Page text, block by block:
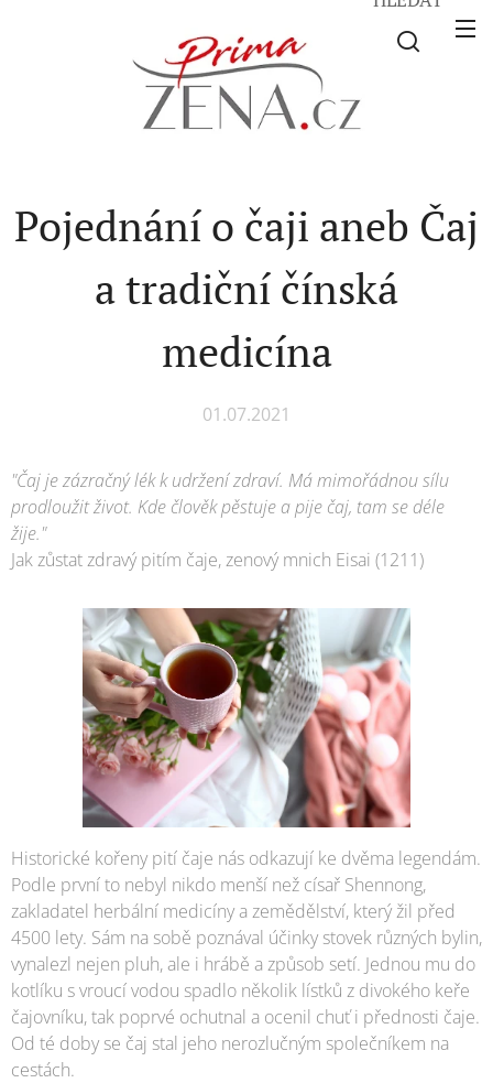
Pojednání o čaji aneb Čaj
a tradiční čínská
medicína
01.07.2021
"Čaj je zázračný lék k udržení zdraví. Má mimořádnou sílu
prodloužit život. Kde člověk pěstuje a pije čaj, tam se déle
žije."
Jak zůstat zdravý pitím čaje, zenový mnich Eisai (1211)
Historické kořeny pití čaje nás odkazují ke dvěma legendám.
Podle první to nebyl nikdo menší než císař Shennong,
zakladatel herbální medicíny a zemědělství, který žil před
4500 lety. Sám na sobě poznával účinky stovek různých bylin,
vynalezl nejen pluh, ale i hrábě a způsob setí. Jednou mu do
kotlíku s vroucí vodou spadlo několik lístků z divokého keře
čajovníku, tak poprvé ochutnal a ocenil chuť i přednosti čaje.
Od té doby se čaj stal jeho nerozlučným společníkem na
cestách.